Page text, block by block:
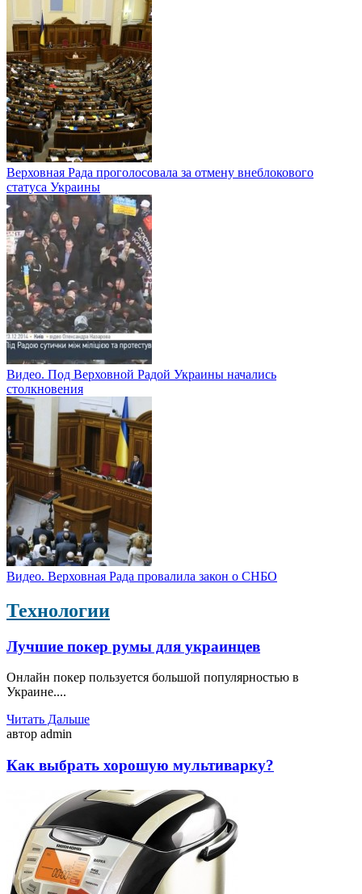
Верховная Рада проголосовала за отмену внеблокового
статуса Украины
Видео. Под Верховной Радой Украины начались
столкновения
Видео. Верховная Рада провалила закон о СНБО
Технологии
Лучшие покер румы для украинцев
Онлайн покер пользуется большой популярностью в
Украине....
Читать Дальше
автор admin
Как выбрать хорошую мультиварку?